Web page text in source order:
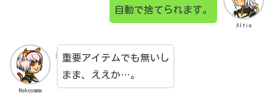
Altie
自動で捨てられます。
Nekoyama
重要アイテムでも無いし
まま、ええか…。